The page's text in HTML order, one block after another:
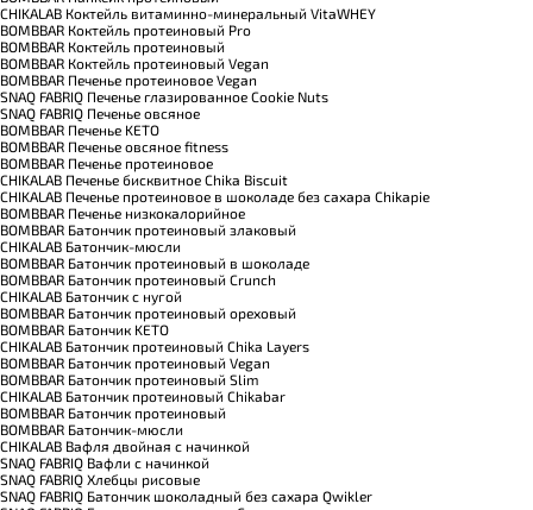
CHIKALAB Коктейль витаминно-минеральный VitaWHEY
BOMBBAR Коктейль протеиновый Pro
BOMBBAR Коктейль протеиновый
BOMBBAR Коктейль протеиновый Vegan
BOMBBAR Печенье протеиновое Vegan
SNAQ FABRIQ Печенье глазированное Cookie Nuts
SNAQ FABRIQ Печенье овсяное
BOMBBAR Печенье KETO
BOMBBAR Печенье овсяное fitness
BOMBBAR Печенье протеиновое
CHIKALAB Печенье бисквитное Chika Biscuit
CHIKALAB Печенье протеиновое в шоколаде без сахара Chikapie
BOMBBAR Печенье низкокалорийное
BOMBBAR Батончик протеиновый злаковый
CHIKALAB Батончик-мюсли
BOMBBAR Батончик протеиновый в шоколаде
BOMBBAR Батончик протеиновый Crunch
CHIKALAB Батончик с нугой
BOMBBAR Батончик протеиновый ореховый
BOMBBAR Батончик KETO
CHIKALAB Батончик протеиновый Chika Layers
BOMBBAR Батончик протеиновый Vegan
BOMBBAR Батончик протеиновый Slim
CHIKALAB Батончик протеиновый Chikabar
BOMBBAR Батончик протеиновый
BOMBBAR Батончик-мюсли
CHIKALAB Вафля двойная с начинкой
SNAQ FABRIQ Вафли с начинкой
SNAQ FABRIQ Хлебцы рисовые
SNAQ FABRIQ Батончик шоколадный без сахара Qwikler